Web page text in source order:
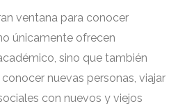
ventana para conocer
únicamente ofrecen
sino que también
nuevas personas, viajar
con nuevos y viejos